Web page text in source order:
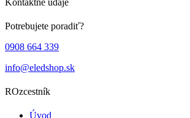
Potrebujete poradiť?
0908 664 339
info@eledshop.sk
ROzcestník
Úvod